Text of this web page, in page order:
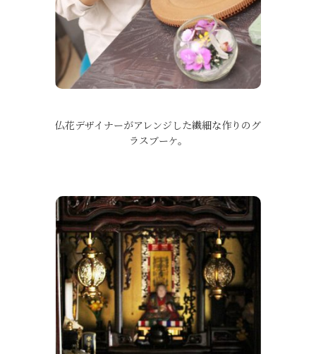
仏花デザイナーがアレンジした繊細な作りのグ
ラスブーケ。